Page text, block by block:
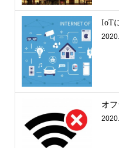
IoT
オ